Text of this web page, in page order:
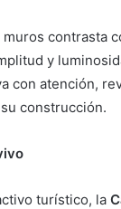
muros contrasta
y
con atención,
construcción.
turístico, la